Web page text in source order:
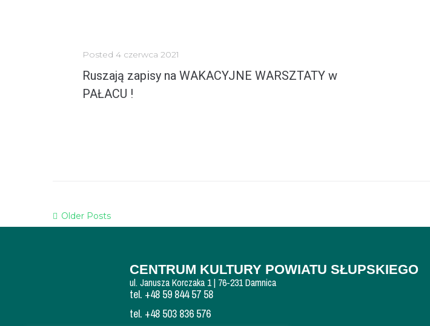
Posted 4 czerwca 2021
Ruszają zapisy na WAKACYJNE WARSZTATY w
PAŁACU !
Older Posts
CENTRUM KULTURY POWIATU SŁUPSKIEGO
ul. Janusza Korczaka 1 | 76-231 Damnica
tel. +48 59 844 57 58
tel. +48 503 836 576